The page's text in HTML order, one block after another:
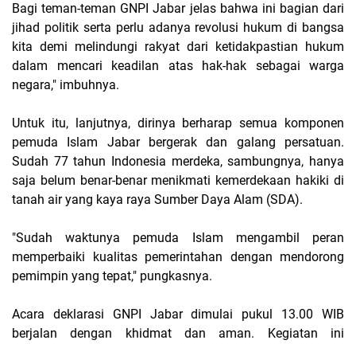
Bagi teman-teman GNPI Jabar jelas bahwa ini bagian dari
jihad politik serta perlu adanya revolusi hukum di bangsa
kita demi melindungi rakyat dari ketidakpastian hukum
dalam mencari keadilan atas hak-hak sebagai warga
negara," imbuhnya.
Untuk itu, lanjutnya, dirinya berharap semua komponen
pemuda Islam Jabar bergerak dan galang persatuan.
Sudah 77 tahun Indonesia merdeka, sambungnya, hanya
saja belum benar-benar menikmati kemerdekaan hakiki di
tanah air yang kaya raya Sumber Daya Alam (SDA).
"Sudah waktunya pemuda Islam mengambil peran
memperbaiki kualitas pemerintahan dengan mendorong
pemimpin yang tepat," pungkasnya.
Acara deklarasi GNPI Jabar dimulai pukul 13.00 WIB
berjalan dengan khidmat dan aman. Kegiatan ini